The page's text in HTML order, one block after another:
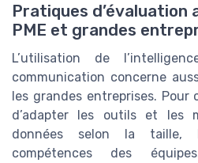
Pratiques d’évaluation
PME et grandes
L’utilisation de
communication concerne
les grandes entreprises. Pour
d’adapter les outils et les
données selon la
compétences des